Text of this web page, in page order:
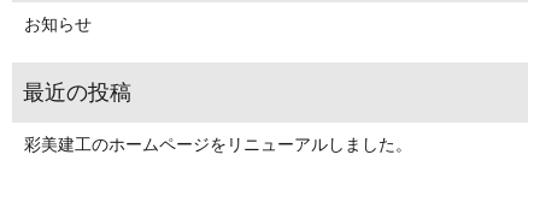
お知らせ
彩美建工のホームページをリニューアルしました。